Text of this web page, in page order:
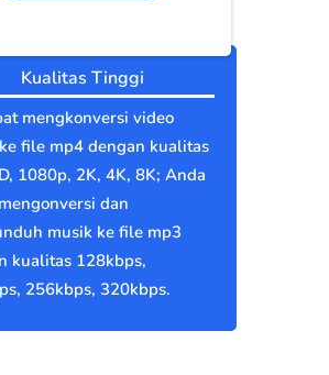
Kualitas Tinggi
mengkonversi video
file mp4 dengan kualitas
1080p, 2K, 4K, 8K; Anda
dan
musik ke file mp3
kualitas 128kbps,
256kbps, 320kbps.